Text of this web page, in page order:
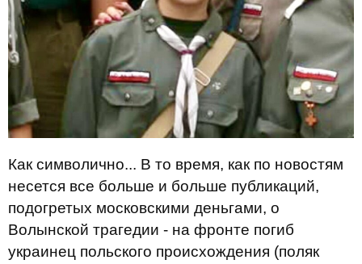
Как символично... В то время, как по новостям
несется все больше и больше публикаций,
подогретых московскими деньгами, о
Волынской трагедии - на фронте погиб
украинец польского происхождения (поляк